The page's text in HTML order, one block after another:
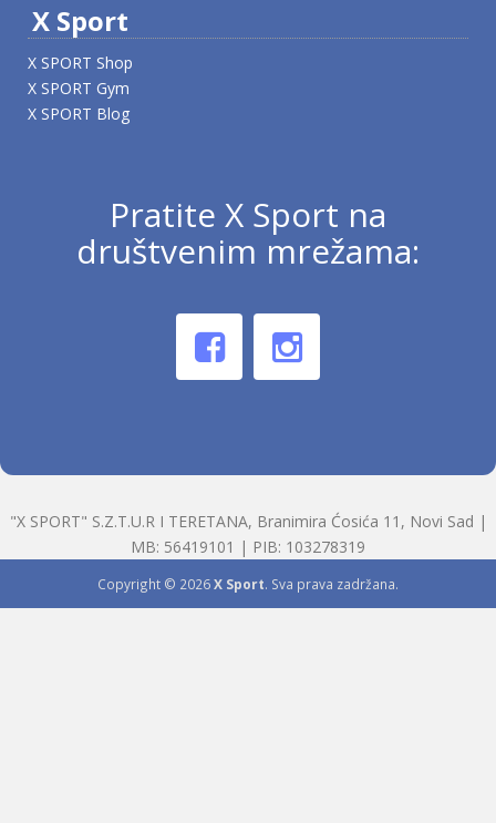
X Sport
X SPORT Shop
X SPORT Gym
X SPORT Blog
Pratite X Sport na
društvenim mrežama:
"X SPORT" S.Z.T.U.R I TERETANA, Branimira Ćosića 11, Novi Sad |
MB: 56419101 | PIB: 103278319
Copyright © 2026X Sport. Sva prava zadržana.